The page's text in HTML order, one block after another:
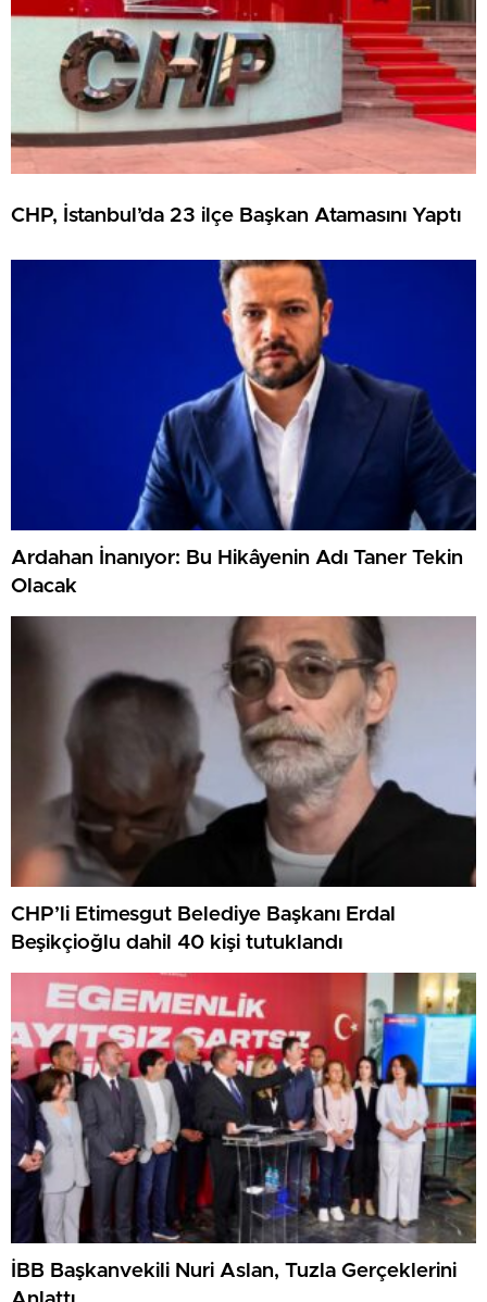
CHP, İstanbul’da 23 ilçe Başkan Atamasını Yaptı
Ardahan İnanıyor: Bu Hikâyenin Adı Taner Tekin
Olacak
CHP’li Etimesgut Belediye Başkanı Erdal
Beşikçioğlu dahil 40 kişi tutuklandı
İBB Başkanvekili Nuri Aslan, Tuzla Gerçeklerini